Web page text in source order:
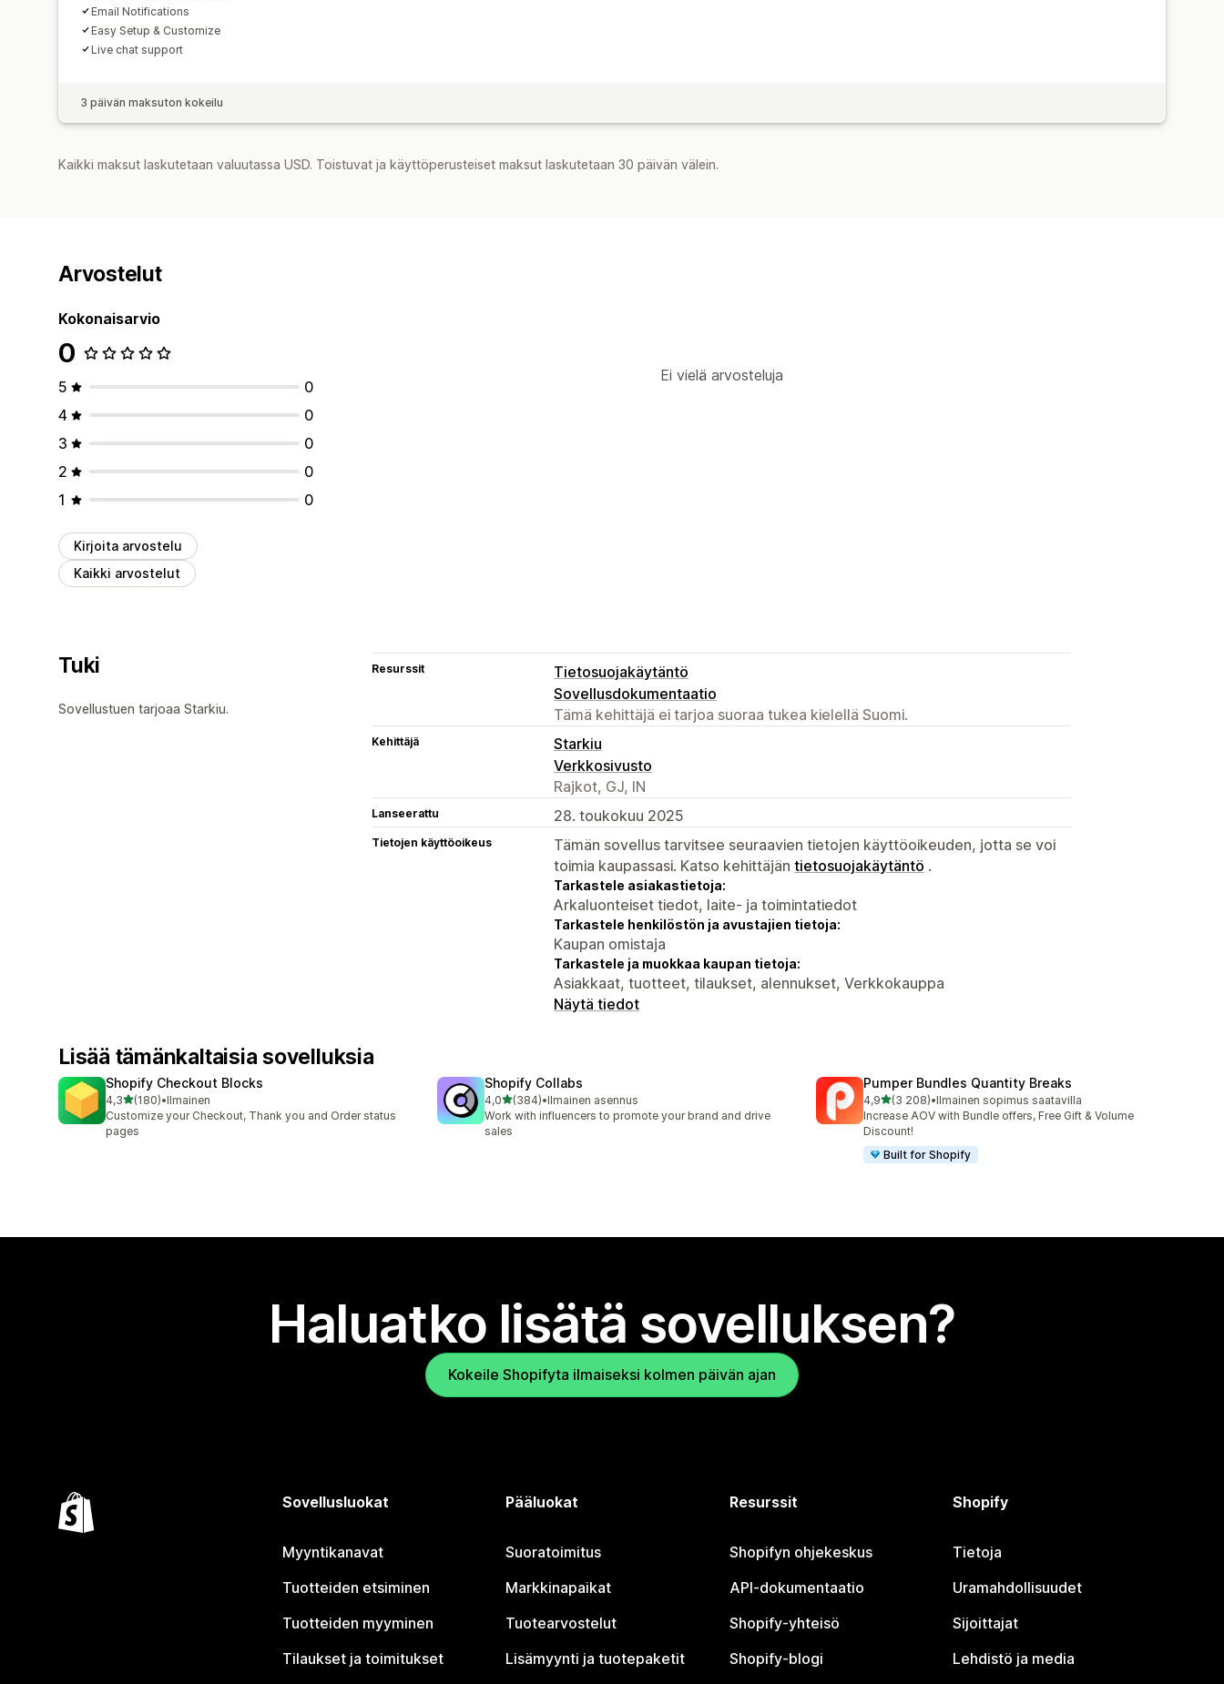
Email Notifications
Easy Setup & Customize
Live chat support
3 päivän maksuton kokeilu
Kaikki maksut laskutetaan valuutassa USD. Toistuvat ja käyttöperusteiset maksut laskutetaan 30 päivän välein.
Arvostelut
Kokonaisarvio
0
5
0
4
0
3
0
2
0
1
0
Kirjoita arvostelu
Kaikki arvostelut
Ei vielä arvosteluja
Tuki
Sovellustuen tarjoaa Starkiu.
Resurssit
Tietosuojakäytäntö
Sovellusdokumentaatio
Tämä kehittäjä ei tarjoa suoraa tukea kielellä Suomi.
Kehittäjä
Starkiu
Verkkosivusto
Rajkot, GJ, IN
Lanseerattu 28. toukokuu 2025
Tietojen käyttöoikeus
Tämän sovellus tarvitsee seuraavien tietojen käyttöoikeuden, jotta se voi
toimia kaupassasi. Katso kehittäjän tietosuojakäytäntö .
Tarkastele asiakastietoja:
Arkaluonteiset tiedot, laite- ja toimintatiedot
Tarkastele henkilöstön ja avustajien tietoja:
Kaupan omistaja
Tarkastele ja muokkaa kaupan tietoja:
Asiakkaat, tuotteet, tilaukset, alennukset, Verkkokauppa
Näytä tiedot
Lisää tämänkaltaisia sovelluksia
Shopify Checkout Blocks
4,3/ 5 tähteä
(180)
180 arvostelua yhteensä
•Ilmainen
Customize your Checkout, Thank you and Order status
pages
Shopify Collabs
4,0/ 5 tähteä
(384)
384 arvostelua yhteensä
•Ilmainen asennus
Work with influencers to promote your brand and drive
sales
Pumper Bundles Quantity Breaks
4,9/ 5 tähteä
(3 208)
3208 arvostelua yhteensä
•Ilmainen sopimus saatavilla
Increase AOV with Bundle offers, Free Gift & Volume
Discount!
Built for Shopify
Haluatko lisätä sovelluksen?
Kokeile Shopifyta ilmaiseksi kolmen päivän ajan
Sovellusluokat
Myyntikanavat
Tuotteiden etsiminen
Tuotteiden myyminen
Tilaukset ja toimitukset
Pääluokat
Suoratoimitus
Markkinapaikat
Tuotearvostelut
Lisämyynti ja tuotepaketit
Resurssit
Shopifyn ohjekeskus
API-dokumentaatio
Shopify-yhteisö
Shopify-blogi
Shopify
Tietoja
Uramahdollisuudet
Sijoittajat
Lehdistö ja media